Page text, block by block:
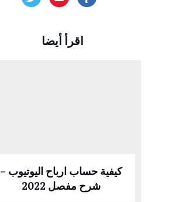
اقرأ أيضا
كيفية حساب ارباح اليوتيوب –
شرح مفصل 2022